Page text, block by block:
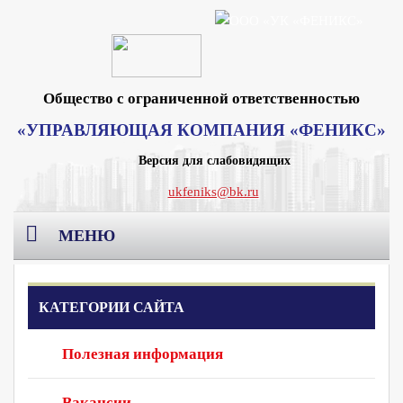
Общество с ограниченной ответственностью
«УПРАВЛЯЮЩАЯ КОМПАНИЯ «ФЕНИКС»
Версия для слабовидящих
ukfeniks@bk.ru
МЕНЮ
Главная
О компании
Реквизиты Москва
Раскрытие информации
КАТЕГОРИИ САЙТА
Полезная информация